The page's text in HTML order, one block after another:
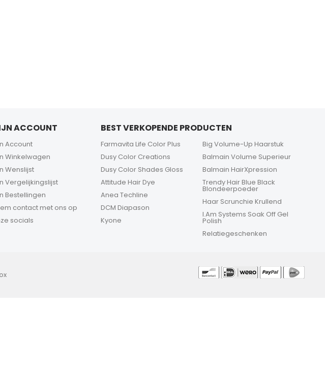
ACCOUNT
Account
Winkelwagen
Wenslijst
Vergelijkingslijst
Bestellingen
contact met ons op
socials
BEST VERKOPENDE PRODUCTEN
Farmavita Life Color Plus
Dusy Color Creations
Dusy Color Shades Gloss
Attitude Hair Dye
Anea Techline
DCM Diapason
Kyone
Big Volume-Up Haarstuk
Balmain Volume Superieur
Balmain HairXpression
Trendy Hair Blue Black
Blondeerpoeder
Haar Scrunchie Krullend
I.Am Systems Soak Off Gel
Polish
Relatiegeschenken